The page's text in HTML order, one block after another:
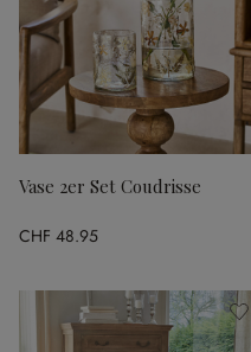
Vase 2er Set Coudrisse
CHF 48.95